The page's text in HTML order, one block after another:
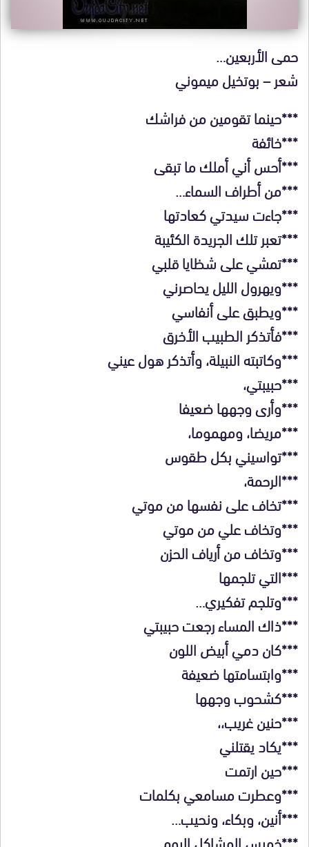
حمى الأربعين…
شعر – بوتخيل ميموني
***حينما تقومين من فراشك
***خائفة
***أحس أني أملك ما تبقى
***من أطراف السماء…
***جاءت سيدتي كعادتها
***تعبر تلك الجريدة الكئيبة
***تمشي على شظايا قلبي
***ويهرول الليل يحاصرني
***ويطبق على أنفاسي
***فأتذكر الطبيب الأخرق
***وكاتبته النبيلة، وأتذكر هول عيني
***حبيبتي،
***وأرى وجهها ضعيفا
***مريضا، ومهموما،
***تواسيني بكل طقوس
***الرحمة،
***تخاف على نفسها من موتي
***وتخاف علي من موتي
***وتخاف من أرياف الحزن
***التي تلجمها
***وتلجم تفكيري…
***ذاك المساء رجعت حبيبتي
***كان دمي أبيض اللون
***وابتسامتها ضعيفة
***كشحوب وجهها
***حنين غريب،،
***يكاد يقتلني
***حين ارتمت
***وعطرت مسامعي بكلمات
***أنين، وبكاء، ونحيب…